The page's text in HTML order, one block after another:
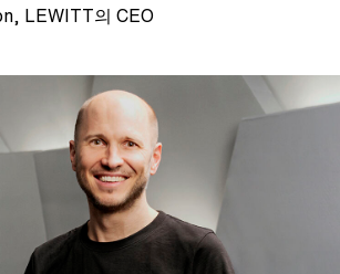
LEWITT의 CEO